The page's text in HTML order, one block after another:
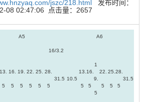
jszc/218.html
发布时间：
08 02:47:06 点击量：2657
A5 A6
16/3.2
13.
5
16.
5
19.
5
22.
5
25.
5
28.
5
31.5 10.5
13.
5
16.
5
1
9.
5
22.
5
25.
5
28.
5
31.5